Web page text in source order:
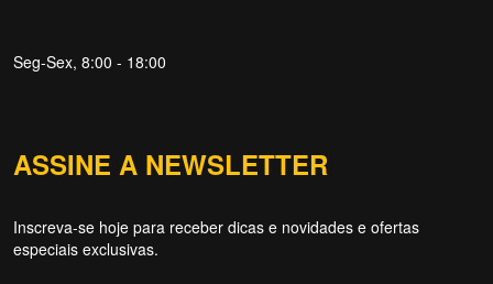
Seg-Sex, 8:00 - 18:00
ASSINE A NEWSLETTER
Inscreva-se hoje para receber dicas e novidades e ofertas
especiais exclusivas.
NOME